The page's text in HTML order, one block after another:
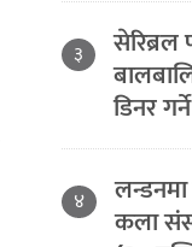
३ सेरिब्रल
डिनर
४ कला